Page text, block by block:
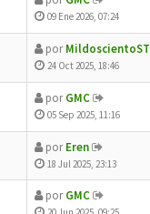
09 Ene 2026, 07:24
porMildoscientoST
24 Oct 2025, 18:46
porGMC
05 Sep 2025, 11:16
porEren
18 Jul 2025, 23:13
porGMC